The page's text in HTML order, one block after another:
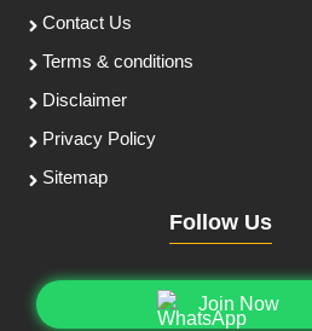
Contact Us
Terms & conditions
Disclaimer
Privacy Policy
Sitemap
Follow Us
Join Now